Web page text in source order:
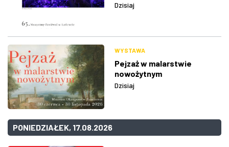
Dzisiaj
WYSTAWA
Pejzaż w malarstwie
nowożytnym
Dzisiaj
PONIEDZIAŁEK, 17.08.2026